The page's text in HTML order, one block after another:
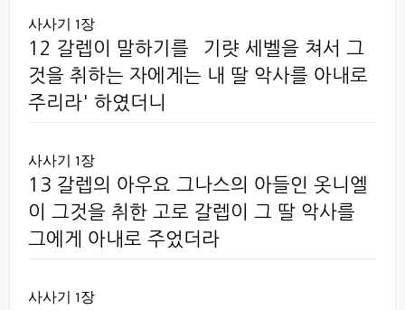
사사기 1장
12 갈렙이 말하기를 `기럇 세벨을 쳐서 그
것을 취하는 자에게는 내 딸 악사를 아내로
주리라' 하였더니
사사기 1장
13 갈렙의 아우요 그나스의 아들인 옷니엘
이 그것을 취한 고로 갈렙이 그 딸 악사를
그에게 아내로 주었더라
사사기 1장